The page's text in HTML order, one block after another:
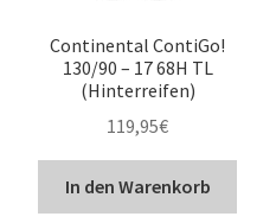
Continental ContiGo!
130/90 – 17 68H TL
(Hinterreifen)
119,95€
In den Warenkorb